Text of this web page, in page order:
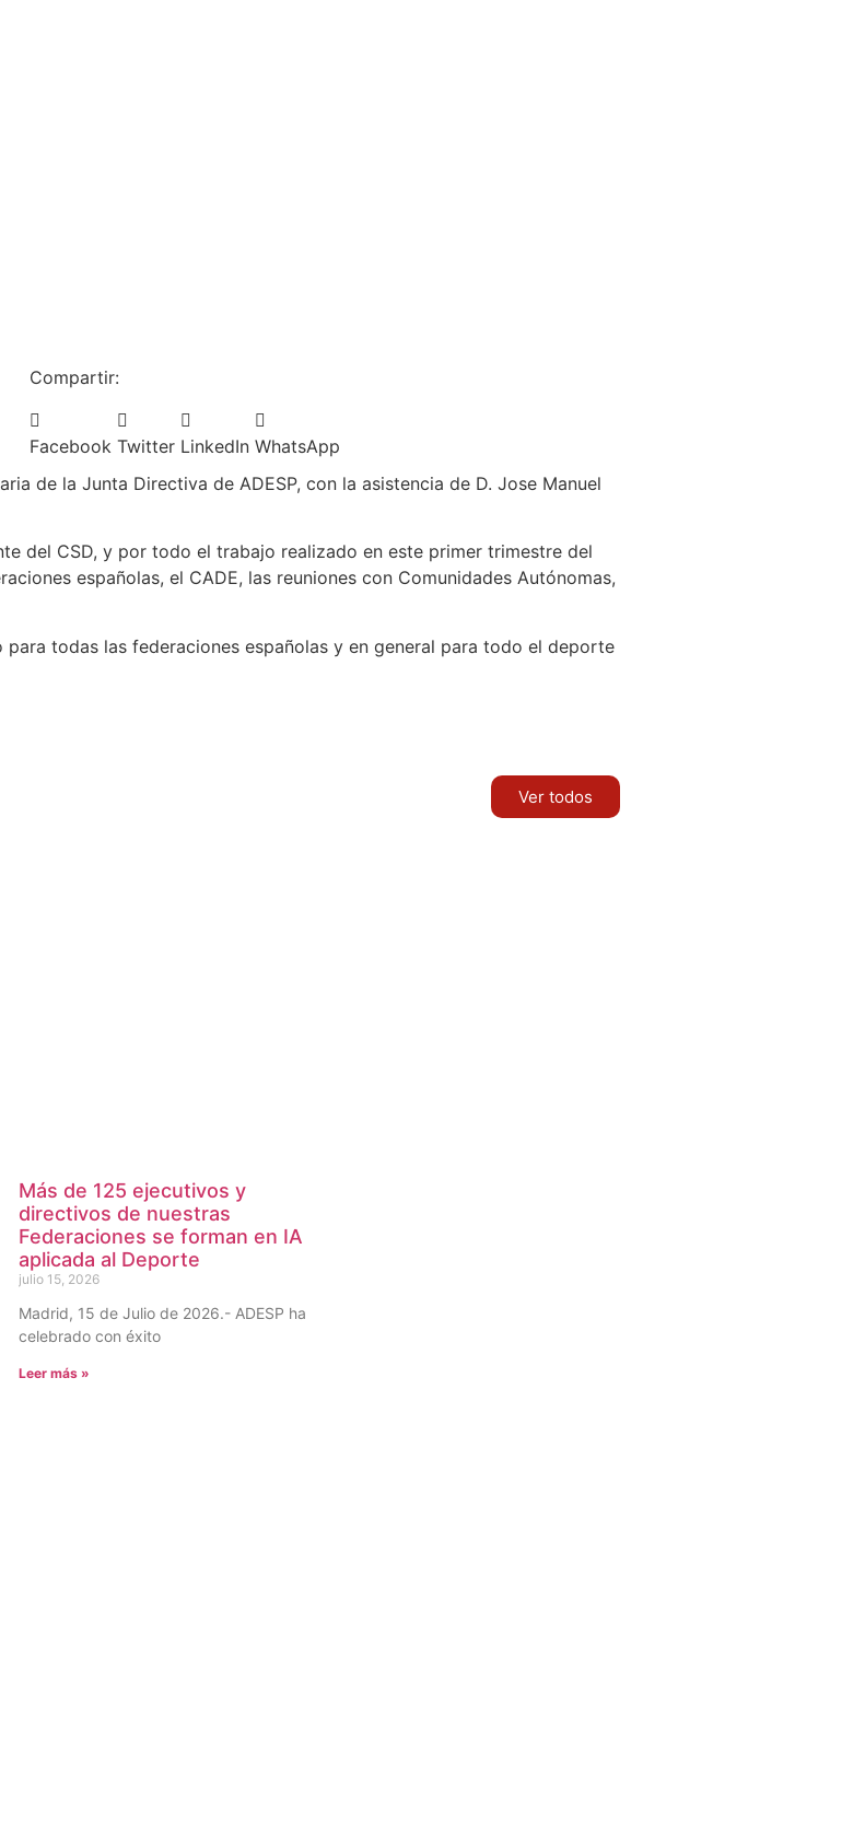
Compartir:
Facebook Twitter LinkedIn WhatsApp
de la Junta Directiva de ADESP, con la asistencia de D. Jose Manuel
del CSD, y por todo el trabajo realizado en este primer trimestre del
españolas, el CADE, las reuniones con Comunidades Autónomas,
todas las federaciones españolas y en general para todo el deporte
Ver todos
Más de 125 ejecutivos y
directivos de nuestras
Federaciones se forman en IA
aplicada al Deporte
julio 15, 2026
Madrid, 15 de Julio de 2026.- ADESP ha
celebrado con éxito
Leer más »